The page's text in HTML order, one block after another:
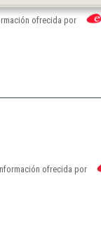
ofrecida por
ofrecida por